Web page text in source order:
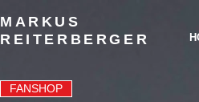
MARKUS
REITERBERGER
FANSHOP